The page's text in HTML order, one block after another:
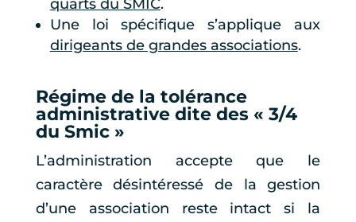
quarts du SMIC.
Une loi spécifique s’applique aux
dirigeants de grandes associations.
Régime de la tolérance
administrative dite des « 3/4
du Smic »
L’administration accepte que le
caractère désintéressé de la gestion
d’une association reste intact si la